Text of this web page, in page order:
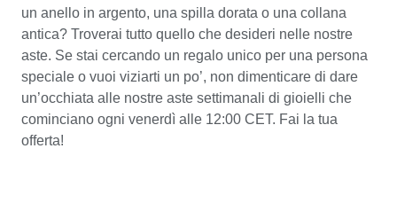
un anello in argento, una spilla dorata o una collana
antica? Troverai tutto quello che desideri nelle nostre
aste. Se stai cercando un regalo unico per una persona
speciale o vuoi viziarti un po’, non dimenticare di dare
un’occhiata alle nostre aste settimanali di gioielli che
cominciano ogni venerdì alle 12:00 CET. Fai la tua
offerta!